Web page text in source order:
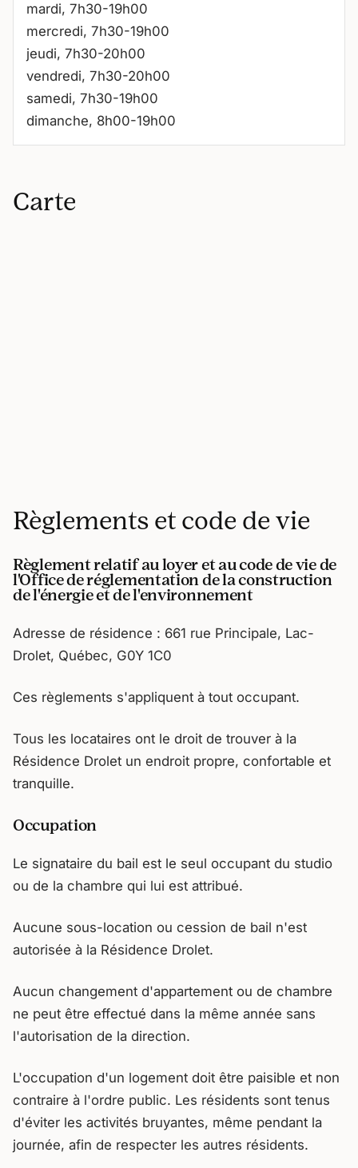
mardi, 7h30-19h00
mercredi, 7h30-19h00
jeudi, 7h30-20h00
vendredi, 7h30-20h00
samedi, 7h30-19h00
dimanche, 8h00-19h00
Carte
Règlements et code de vie
Règlement relatif au loyer et au code de vie de
l'Office de réglementation de la construction
de l'énergie et de l'environnement
Adresse de résidence : 661 rue Principale, Lac-
Drolet, Québec, G0Y 1C0
Ces règlements s'appliquent à tout occupant.
Tous les locataires ont le droit de trouver à la
Résidence Drolet un endroit propre, confortable et
tranquille.
Occupation
Le signataire du bail est le seul occupant du studio
ou de la chambre qui lui est attribué.
Aucune sous-location ou cession de bail n'est
autorisée à la Résidence Drolet.
Aucun changement d'appartement ou de chambre
ne peut être effectué dans la même année sans
l'autorisation de la direction.
L'occupation d'un logement doit être paisible et non
contraire à l'ordre public. Les résidents sont tenus
d'éviter les activités bruyantes, même pendant la
journée, afin de respecter les autres résidents.